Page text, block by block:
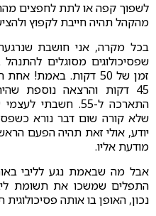
לשפוך קפה או לתת לחפצים
מהקהל תהיה חייבת לקפוץ
בכל מקרה, אני חושבת
שפסיכולוגים מסוגלים
זמן של 50 דקות.
התארכה ל-55.
שלא קורה שום דבר נורא
יודע, אולי זאת תהיה הפעם
מודעת אליו.
אבל מה שבאמת נגע לליבי
התפלים שמשכו את תשומת
נכון, האופן בו אותה